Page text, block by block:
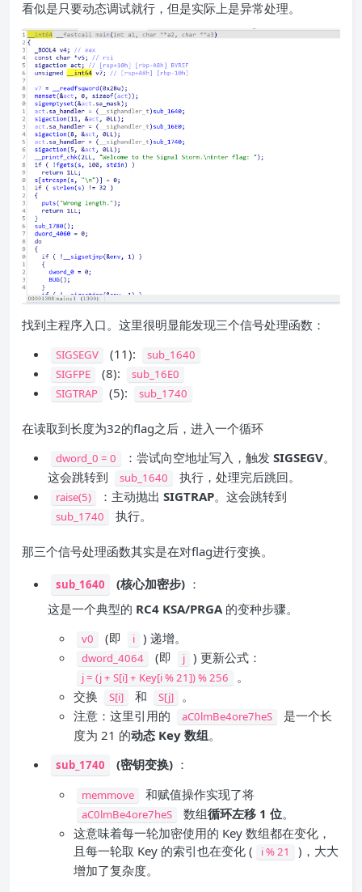
看似是只要动态调试就行，但是实际上是异常处理。
找到主程序入口。这里很明显能发现三个信号处理函数：
SIGSEGV ​ (11):
sub_1640
SIGFPE
​ (8):
sub_16E0
SIGTRAP
​ (5): sub_1740
在读取到长度为32的flag之后，进入一个循环
dword_0 = 0 ​：尝试向空地址写入，触发 ​ SIGSEGV​。
这会跳转到
sub_1640 执行，处理完后跳回。
raise(5) ​：主动抛出 SIGTRAP。这会跳转到
sub_1740 执行。
那三个信号处理函数其实是在对flag进行变换。
sub_1640 (核心加密步) ​：
这是一个典型的 RC4 KSA/PRGA的变种步骤。
v0 ​ (即 i ) 递增。
dword_4064 ​ (即 j ​) 更新公式：
j = (j + S[i] + Key[i % 21]) % 256
。
交换
S[i] ​ 和 S[j]
。
注意：这里引用的
aC0lmBe4ore7heS
​ 是一个长
度为 21 的​动态 Key 数组。
sub_1740 (密钥变换) ：
memmove ​ 和赋值操作实现了将
aC0lmBe4ore7heS ​ 数组​循环左移 1 位。
这意味着每一轮加密使用的 Key 数组都在变化，
且每一轮取 Key 的索引也在变化 (
i % 21
)，大大
增加了复杂度。